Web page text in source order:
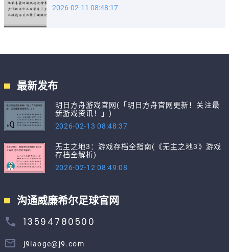
2026-02-11 08:48:17
最新发布
明日方舟游戏官网(「明日方舟官网更新！关注最
新游戏资讯！」)
2026-02-13 08:48:37
无主之地3：游戏存档全指南(《无主之地3》游戏
存档全解析)
2026-02-12 08:49:08
沟通威廉希尔足球官网
13594780500
j9laoge@j9.com